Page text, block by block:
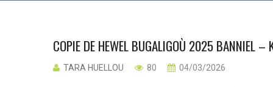
COPIE DE HEWEL BUGALIGOÙ 2025 BANNIEL –
TARA HUELLOU 80 04/03/2026